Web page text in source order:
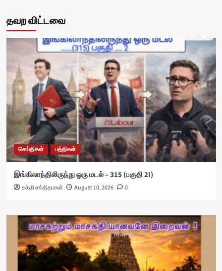
தவற விட்டவை
செய்திகள் பத்திகள்
இங்கிலாந்திலிருந்து ஒரு மடல் – 315 (பகுதி 2I)
சக்தி சக்திதாசன் August 10, 2026 0